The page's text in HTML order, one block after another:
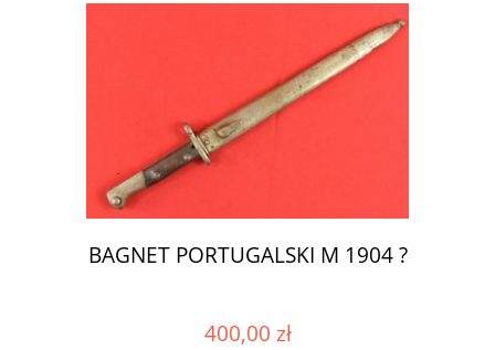
BAGNET PORTUGALSKI M 1904 ?
400,00 zł